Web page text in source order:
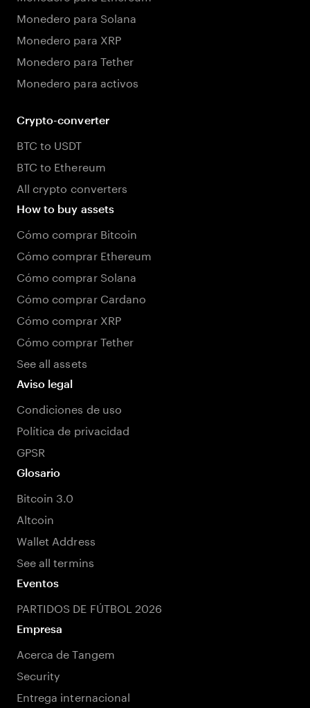
Monedero para Solana
Monedero para XRP
Monedero para Tether
Monedero para activos
Crypto-converter
BTC to USDT
BTC to Ethereum
All crypto converters
How to buy assets
Cómo comprar Bitcoin
Cómo comprar Ethereum
Cómo comprar Solana
Cómo comprar Cardano
Cómo comprar XRP
Cómo comprar Tether
See all assets
Aviso legal
Condiciones de uso
Política de privacidad
GPSR
Glosario
Bitcoin 3.0
Altcoin
Wallet Address
See all termins
Eventos
PARTIDOS DE FÚTBOL 2026
Empresa
Acerca de Tangem
Security
Entrega internacional